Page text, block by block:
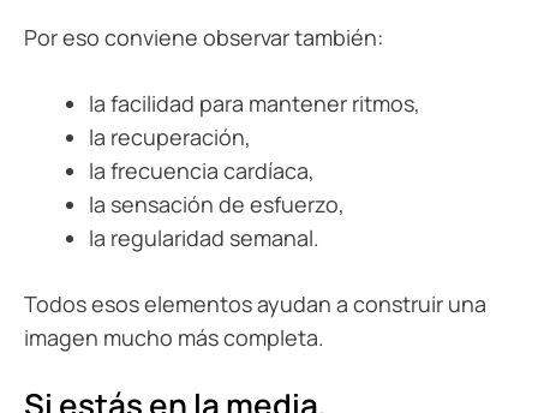
Por eso conviene observar también:
la facilidad para mantener ritmos,
la recuperación,
la frecuencia cardíaca,
la sensación de esfuerzo,
la regularidad semanal.
Todos esos elementos ayudan a construir una
imagen mucho más completa.